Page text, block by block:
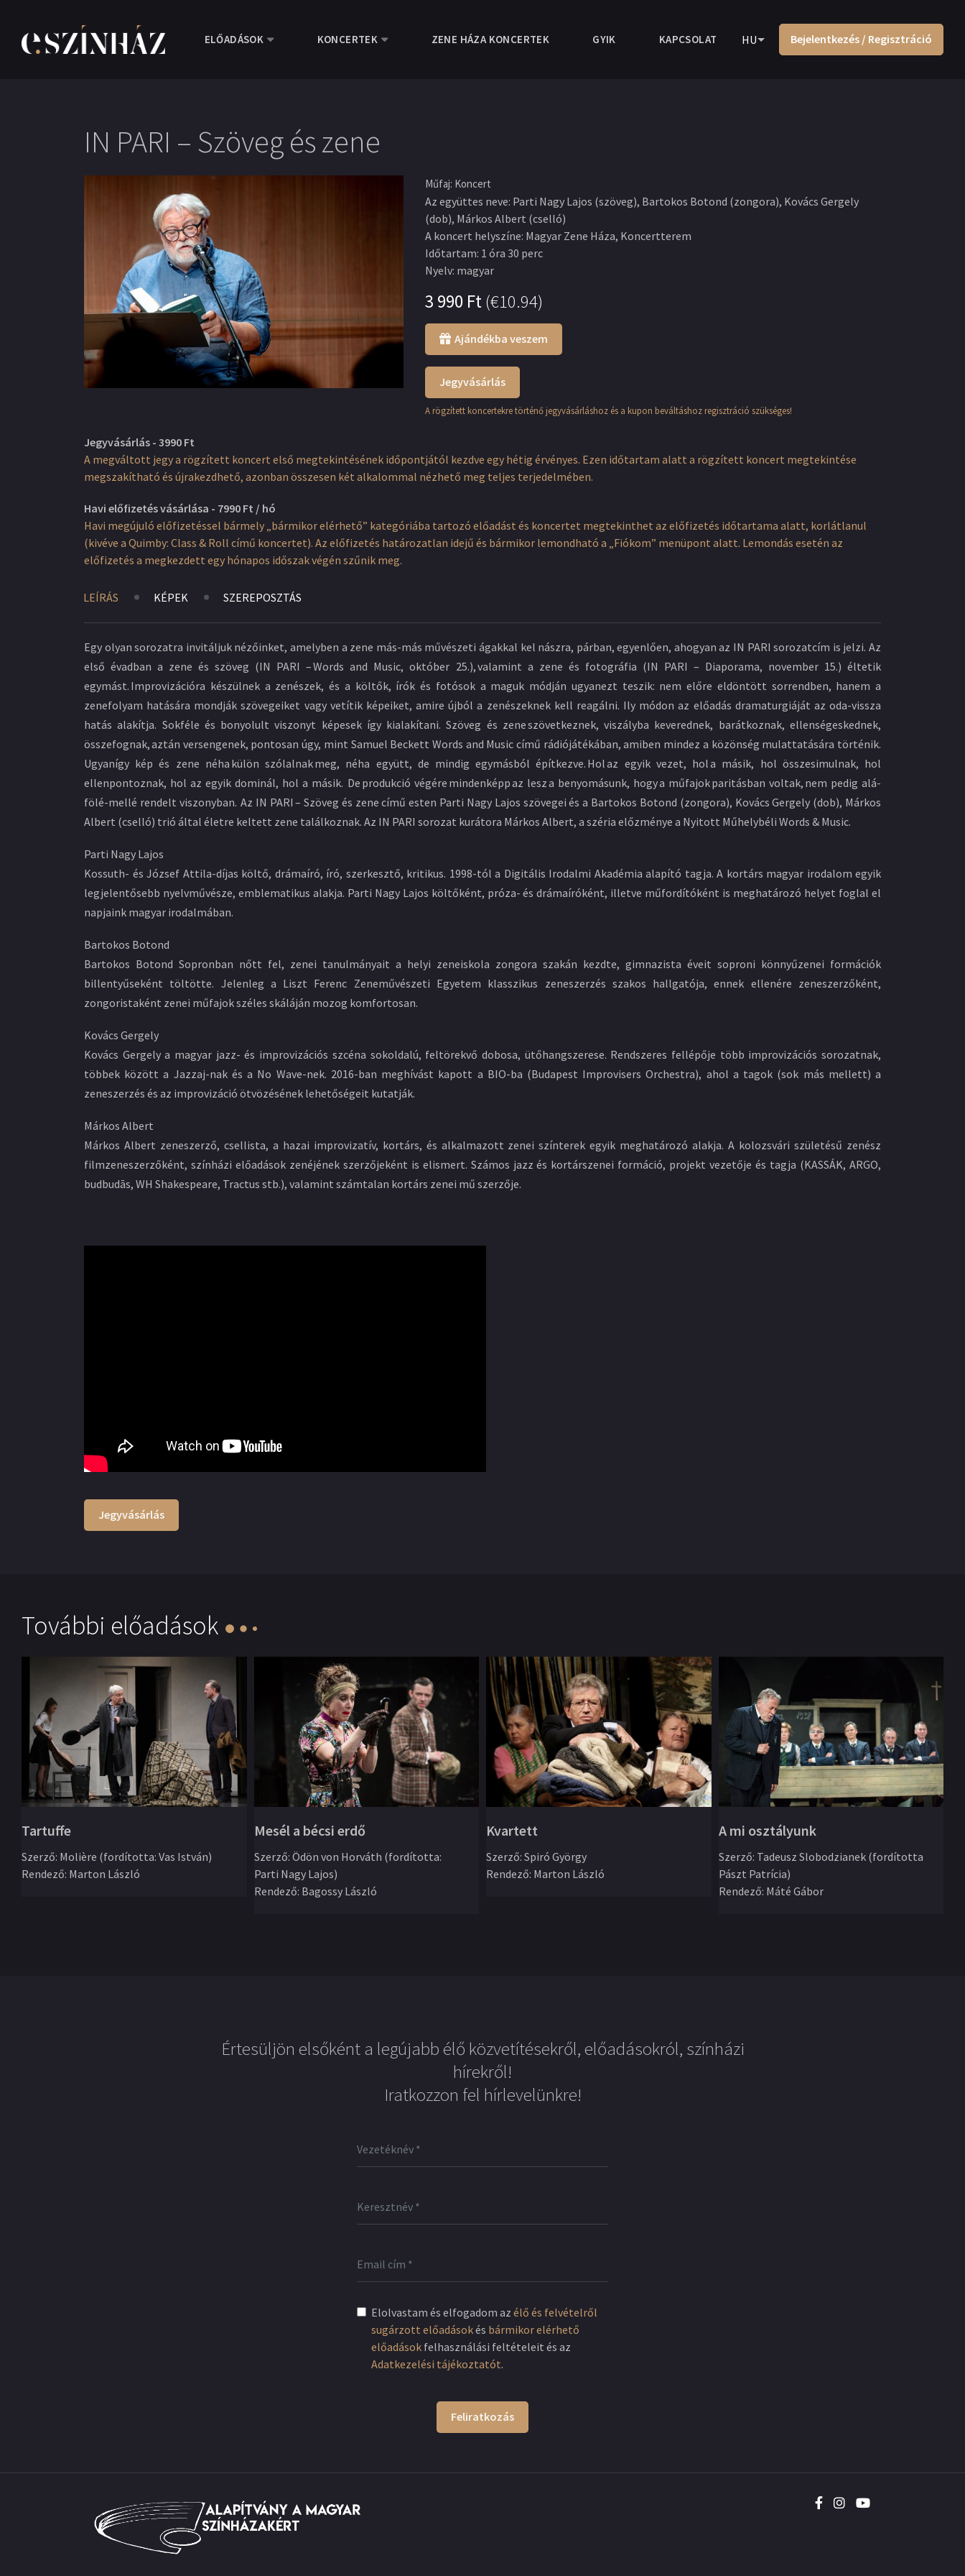
ELŐADÁSOK KONCERTEK ZENE HÁZA KONCERTEK GYIK KAPCSOLAT HU Bejelentkezés / Regisztráció
IN PARI – Szöveg és zene
Műfaj: Koncert
Az együttes neve: Parti Nagy Lajos (szöveg), Bartokos Botond (zongora), Kovács Gergely
(dob), Márkos Albert (cselló)
A koncert helyszíne: Magyar Zene Háza, Koncertterem
Időtartam: 1 óra 30 perc
Nyelv: magyar
3 990 Ft(€10.94)
Ajándékba veszem
Jegyvásárlás
A rögzített koncertekre történő jegyvásárláshoz és a kupon beváltáshoz regisztráció szükséges!
Jegyvásárlás - 3990 Ft
A megváltott jegy a rögzített koncert első megtekintésének időpontjától kezdve egy hétig érvényes. Ezen időtartam alatt a rögzített koncert megtekintése
megszakítható és újrakezdhető, azonban összesen két alkalommal nézhető meg teljes terjedelmében.
Havi előfizetés vásárlása - 7990 Ft / hó
Havi megújuló előfizetéssel bármely „bármikor elérhető” kategóriába tartozó előadást és koncertet megtekinthet az előfizetés időtartama alatt, korlátlanul
(kivéve a Quimby: Class & Roll című koncertet). Az előfizetés határozatlan idejű és bármikor lemondható a „Fiókom” menüpont alatt. Lemondás esetén az
előfizetés a megkezdett egy hónapos időszak végén szűnik meg.
LEÍRÁS KÉPEK SZEREPOSZTÁS
Egy olyan sorozatra invitáljuk nézőinket, amelyben a zene más-más művészeti ágakkal kel nászra, párban, egyenlően, ahogyan az IN PARI sorozatcím is jelzi. Az
első évadban a zene és szöveg (IN PARI – Words and Music, október 25.), valamint a zene és fotográfia (IN PARI – Diaporama, november 15.) éltetik
egymást. Improvizációra készülnek a zenészek, és a költők, írók és fotósok a maguk módján ugyanezt teszik: nem előre eldöntött sorrendben, hanem a
zenefolyam hatására mondják szövegeiket vagy vetítik képeiket, amire újból a zenészeknek kell reagálni. Ily módon az előadás dramaturgiáját az oda-vissza
hatás alakítja. Sokféle és bonyolult viszonyt képesek így kialakítani. Szöveg és zene szövetkeznek, viszályba keverednek, barátkoznak, ellenségeskednek,
összefognak, aztán versengenek, pontosan úgy, mint Samuel Beckett Words and Music című rádiójátékában, amiben mindez a közönség mulattatására történik.
Ugyanígy kép és zene néha külön szólalnak meg, néha együtt, de mindig egymásból építkezve. Hol az egyik vezet, hol a másik, hol összesimulnak, hol
ellenpontoznak, hol az egyik dominál, hol a másik. De produkció végére mindenképp az lesz a benyomásunk, hogy a műfajok paritásban voltak, nem pedig alá-
fölé-mellé rendelt viszonyban. Az IN PARI – Szöveg és zene című esten Parti Nagy Lajos szövegei és a Bartokos Botond (zongora), Kovács Gergely (dob), Márkos
Albert (cselló) trió által életre keltett zene találkoznak. Az IN PARI sorozat kurátora Márkos Albert, a széria előzménye a Nyitott Műhelybéli Words & Music.
Parti Nagy Lajos
Kossuth- és József Attila-díjas költő, drámaíró, író, szerkesztő, kritikus. 1998-tól a Digitális Irodalmi Akadémia alapító tagja. A kortárs magyar irodalom egyik
legjelentősebb nyelvművésze, emblematikus alakja. Parti Nagy Lajos költőként, próza- és drámaíróként, illetve műfordítóként is meghatározó helyet foglal el
napjaink magyar irodalmában.
Bartokos Botond
Bartokos Botond Sopronban nőtt fel, zenei tanulmányait a helyi zeneiskola zongora szakán kezdte, gimnazista éveit soproni könnyűzenei formációk
billentyűseként töltötte. Jelenleg a Liszt Ferenc Zeneművészeti Egyetem klasszikus zeneszerzés szakos hallgatója, ennek ellenére zeneszerzőként,
zongoristaként zenei műfajok széles skáláján mozog komfortosan.
Kovács Gergely
Kovács Gergely a magyar jazz- és improvizációs szcéna sokoldalú, feltörekvő dobosa, ütőhangszerese. Rendszeres fellépője több improvizációs sorozatnak,
többek között a Jazzaj-nak és a No Wave-nek. 2016-ban meghívást kapott a BIO-ba (Budapest Improvisers Orchestra), ahol a tagok (sok más mellett) a
zeneszerzés és az improvizáció ötvözésének lehetőségeit kutatják.
Márkos Albert
Márkos Albert zeneszerző, csellista, a hazai improvizatív, kortárs, és alkalmazott zenei színterek egyik meghatározó alakja. A kolozsvári születésű zenész
filmzeneszerzőként, színházi előadások zenéjének szerzőjeként is elismert. Számos jazz és kortárszenei formáció, projekt vezetője és tagja (KASSÁK, ARGO,
budbudās, WH Shakespeare, Tractus stb.), valamint számtalan kortárs zenei mű szerzője.
Jegyvásárlás
További előadások
Tartuffe
Szerző: Molière (fordította: Vas István)
Rendező: Marton László
Mesél a bécsi erdő
Szerző: Ödön von Horváth (fordította:
Parti Nagy Lajos)
Rendező: Bagossy László
Kvartett
Szerző: Spiró György
Rendező: Marton László
A mi osztályunk
Szerző: Tadeusz Slobodzianek (fordította
Pászt Patrícia)
Rendező: Máté Gábor
Értesüljön elsőként a legújabb élő közvetítésekről, előadásokról, színházi
hírekről!
Iratkozzon fel hírlevelünkre!
Elolvastam és elfogadom az élő és felvételről
sugárzott előadásokés bármikor elérhető
előadások felhasználási feltételeit és az
Adatkezelési tájékoztatót.
Feliratkozás